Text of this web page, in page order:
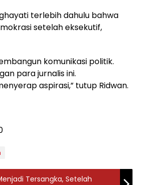
terlebih dahulu bahwa
setelah eksekutif,
komunikasi politik.
para jurnalis ini.
aspirasi,” tutup Ridwan.
Tersangka, Setelah